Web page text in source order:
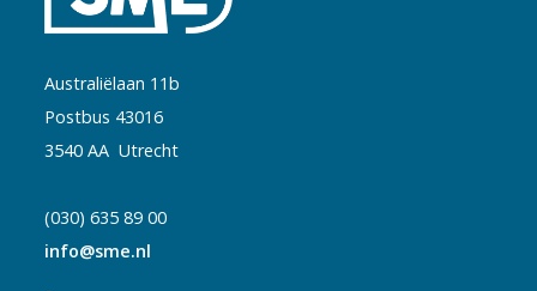
Australiëlaan 11b
Postbus 43016
3540 AA Utrecht
(030) 635 89 00
info@sme.nl